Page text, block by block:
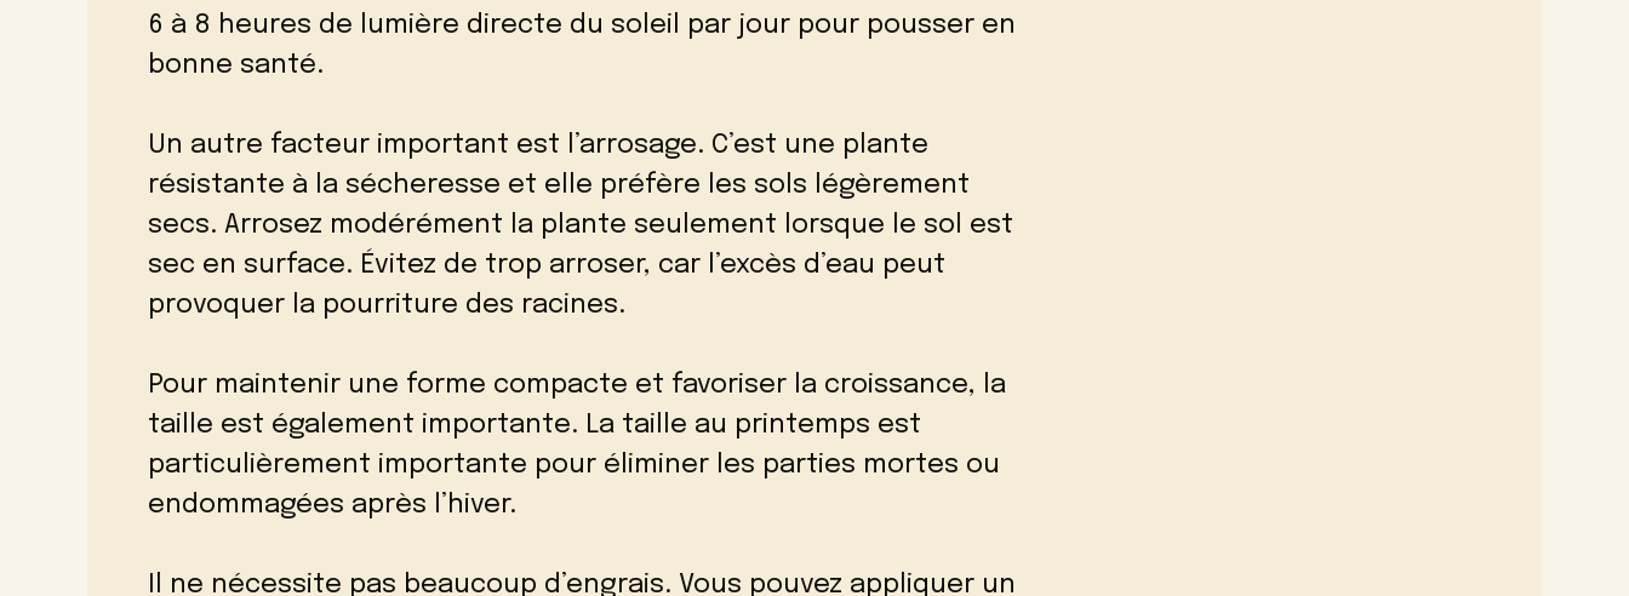
6 à 8 heures de lumière directe du soleil par jour pour pousser en
bonne santé.
Un autre facteur important est l’arrosage. C’est une plante
résistante à la sécheresse et elle préfère les sols légèrement
secs. Arrosez modérément la plante seulement lorsque le sol est
sec en surface. Évitez de trop arroser, car l’excès d’eau peut
provoquer la pourriture des racines.
Pour maintenir une forme compacte et favoriser la croissance, la
taille est également importante. La taille au printemps est
particulièrement importante pour éliminer les parties mortes ou
endommagées après l’hiver.
Il ne nécessite pas beaucoup d’engrais. Vous pouvez appliquer un